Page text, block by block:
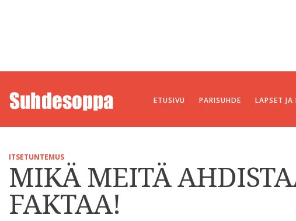
ETUSIVU PARISUHDE LAPSET JA
ITSETUNTEMUS
MIKÄ MEITÄ
FAKTAA!